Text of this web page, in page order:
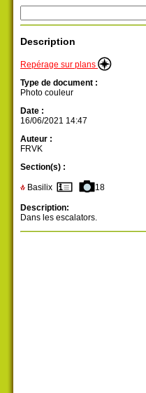
Description
Repérage sur plans
Type de document :
Photo couleur
Date :
16/06/2021 14:47
Auteur :
FRVK
Section(s) :
Basilix 18
Description:
Dans les escalators.